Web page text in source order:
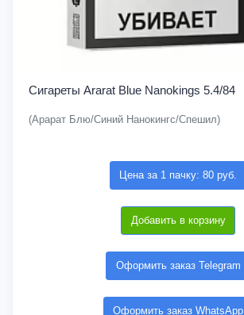
Сигареты Ararat Blue Nanokings 5.4/84
(Арарат Блю/Синий Нанокингс/Спешил)
Цена за 1 пачку: 80 руб.
Добавить в корзину
Оформить заказ Telegram
Оформить заказ WhatsApp